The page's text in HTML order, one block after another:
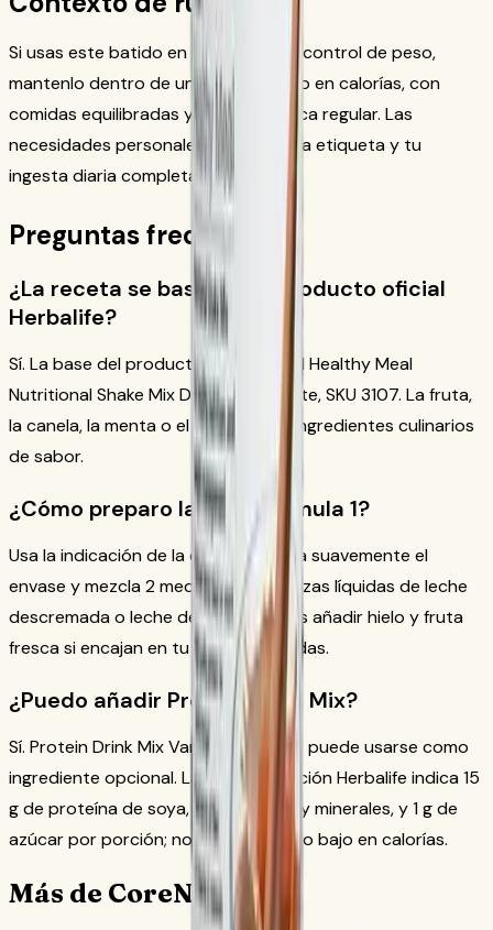
Si usas este batido en una rutina de control de peso,
mantenlo dentro de un plan reducido en calorías, con
comidas equilibradas y actividad física regular. Las
necesidades personales varían; usa la etiqueta y tu
ingesta diaria completa como guía.
Preguntas frecuentes
¿La receta se basa en un producto oficial
Herbalife?
Sí. La base del producto es Formula 1 Healthy Meal
Nutritional Shake Mix Dutch Chocolate, SKU 3107. La fruta,
la canela, la menta o el matcha son ingredientes culinarios
de sabor.
¿Cómo preparo la base Formula 1?
Usa la indicación de la etiqueta: agita suavemente el
envase y mezcla 2 medidas con 8 onzas líquidas de leche
descremada o leche de soya. Puedes añadir hielo y fruta
fresca si encajan en tu plan de comidas.
¿Puedo añadir Protein Drink Mix?
Sí. Protein Drink Mix Vanilla, SKU 1426, puede usarse como
ingrediente opcional. La documentación Herbalife indica 15
g de proteína de soya, 24 vitaminas y minerales, y 1 g de
azúcar por porción; no es un alimento bajo en calorías.
Más de CoreNutri